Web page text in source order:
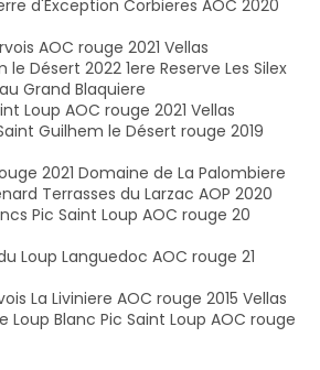
d'Exception Corbieres AOC 2020
AOC rouge 2021 Vellas
le Désert 2022 1ere Reserve Les Silex
Grand Blaquiere
Loup AOC rouge 2021 Vellas
Guilhem le Désert rouge 2019
2021 Domaine de La Palombiere
Terrasses du Larzac AOP 2020
Pic Saint Loup AOC rouge 20
Loup Languedoc AOC rouge 21
La Liviniere AOC rouge 2015 Vellas
Blanc Pic Saint Loup AOC rouge